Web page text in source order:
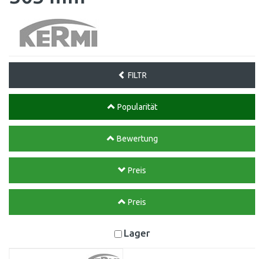
FILTR
Popularität
Bewertung
Preis
Preis
Lager